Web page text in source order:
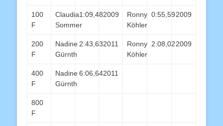
100
F
Claudia
Sommer
1:09,482009
Ronny
Köhler
0:55,592009
200
F
Nadine
Gürnth
2:43,632011
Ronny
Köhler
2:08,022009
400
F
Nadine
Gürnth
6:06,642011
800
F